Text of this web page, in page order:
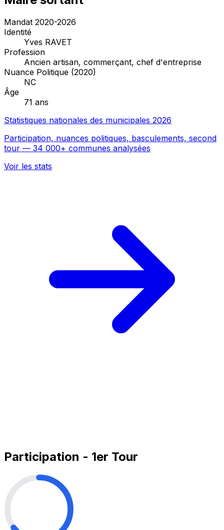
Mandat 2020-2026
Identité
Yves RAVET
Profession
Ancien artisan, commerçant, chef d'entreprise
Nuance Politique (2020)
NC
Âge
71 ans
Statistiques nationales des municipales 2026
Participation, nuances politiques, basculements, second
tour — 34 000+ communes analysées
Voir les stats
Participation - 1er Tour